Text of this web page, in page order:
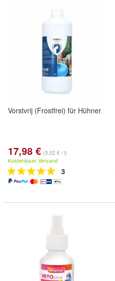
Vorstvrij (Frostfrei) für Hühner
17,98 € (0,02 € / l)
Kostenloser Versand
3